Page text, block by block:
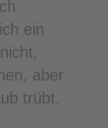
ein
aber
trübt.